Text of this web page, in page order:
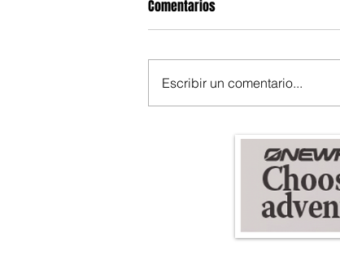
Comentarios
Escribir un comentario...